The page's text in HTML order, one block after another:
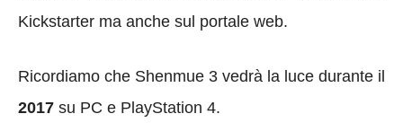
Kickstarter ma anche sul portale web.
Ricordiamo che Shenmue 3 vedrà la luce durante il
2017 su PC e PlayStation 4.